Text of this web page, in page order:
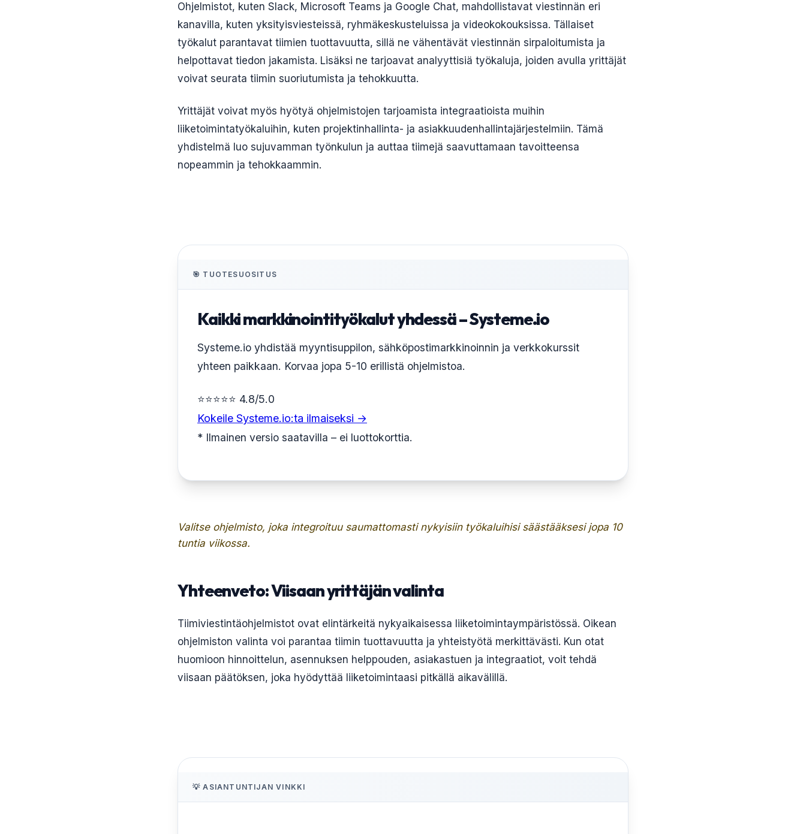
Ohjelmistot, kuten Slack, Microsoft Teams ja Google Chat, mahdollistavat viestinnän eri
kanavilla, kuten yksityisviesteissä, ryhmäkeskusteluissa ja videokokouksissa. Tällaiset
työkalut parantavat tiimien tuottavuutta, sillä ne vähentävät viestinnän sirpaloitumista ja
helpottavat tiedon jakamista. Lisäksi ne tarjoavat analyyttisiä työkaluja, joiden avulla yrittäjät
voivat seurata tiimin suoriutumista ja tehokkuutta.
Yrittäjät voivat myös hyötyä ohjelmistojen tarjoamista integraatioista muihin
liiketoimintatyökaluihin, kuten projektinhallinta- ja asiakkuudenhallintajärjestelmiin. Tämä
yhdistelmä luo sujuvamman työnkulun ja auttaa tiimejä saavuttamaan tavoitteensa
nopeammin ja tehokkaammin.
🎯 TUOTESUOSITUS
Kaikki markkinointityökalut yhdessä – Systeme.io
Systeme.io yhdistää myyntisuppilon, sähköpostimarkkinoinnin ja verkkokurssit
yhteen paikkaan. Korvaa jopa 5-10 erillistä ohjelmistoa.
⭐⭐⭐⭐⭐ 4.8/5.0
Kokeile Systeme.io:ta ilmaiseksi →
* Ilmainen versio saatavilla – ei luottokorttia.
Valitse ohjelmisto, joka integroituu saumattomasti nykyisiin työkaluihisi säästääksesi jopa 10
tuntia viikossa.
Yhteenveto: Viisaan yrittäjän valinta
Tiimiviestintäohjelmistot ovat elintärkeitä nykyaikaisessa liiketoimintaympäristössä. Oikean
ohjelmiston valinta voi parantaa tiimin tuottavuutta ja yhteistyötä merkittävästi. Kun otat
huomioon hinnoittelun, asennuksen helppouden, asiakastuen ja integraatiot, voit tehdä
viisaan päätöksen, joka hyödyttää liiketoimintaasi pitkällä aikavälillä.
💡 ASIANTUNTIJAN VINKKI